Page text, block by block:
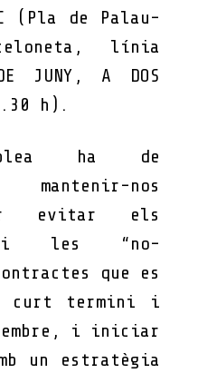
(Pla de Palau-
línia
JUNY, A DOS
h).
ha de
nos
evitar els
i les “no-
que es
curt termini i
i iniciar
un estratègia